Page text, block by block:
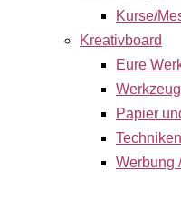
Kurse/
Kreativboard
Eure
Papier
Werbung